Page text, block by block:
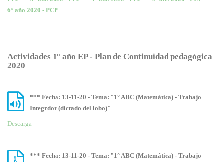
6° año 2020 - PCP
Actividades 1° año EP - Plan de Continuidad pedagógica
2020
*** Fecha: 13-11-20 - Tema: "1° ABC (Matemática) - Trabajo
Integrdor (dictado del lobo)"
Descarga
*** Fecha: 13-11-20 - Tema: "1° ABC (Matemática) - Trabajo